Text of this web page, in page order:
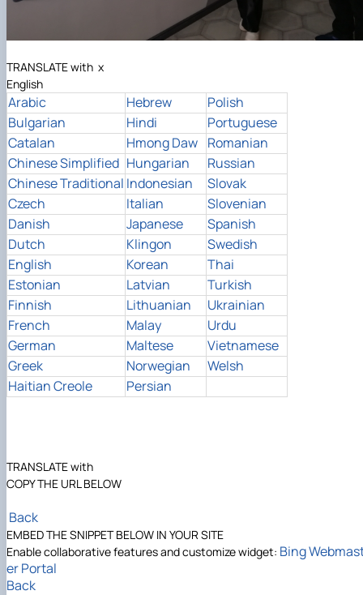
TRANSLATE with x
English
Arabic Hebrew
Polish
Bulgarian
Hindi
Portuguese
Catalan
Hmong Daw Romanian
Chinese Simplified Hungarian
Russian
Chinese Traditional Indonesian
Slovak
Czech
Italian
Slovenian
Danish
Japanese
Spanish
Dutch
Klingon
Swedish
English
Korean
Thai
Estonian
Latvian
Turkish
Finnish
Lithuanian
Ukrainian
French
Malay
Urdu
German
Maltese
Vietnamese
Greek
Norwegian
Welsh
Haitian Creole
Persian
TRANSLATE with
COPY THE URL BELOW
Back
EMBED THE SNIPPET BELOW IN YOUR SITE
Enable collaborative features and customize widget: Bing
er Portal
Back